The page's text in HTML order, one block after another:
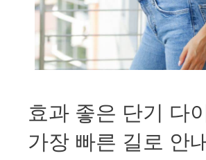
효과 좋은 단기 다
가장 빠른 길로 안